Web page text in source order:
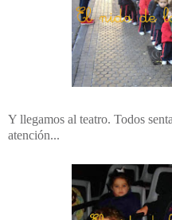
Y llegamos al teatro. Todos
atención...